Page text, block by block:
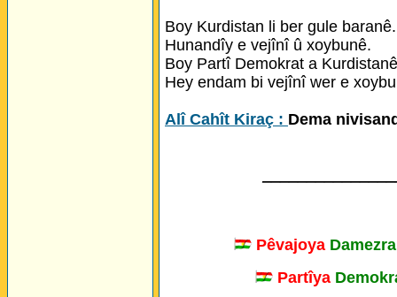
Boy Kurdistan li ber gule baranê.
Hunandîy e vejînî û xoybunê.
Boy Partî Demokrat a
Hey endam bi vejînî wer e
Alî Cahît Kiraç : Dema
Pêvajoya
Partîya